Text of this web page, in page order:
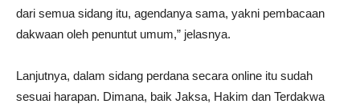
dari semua sidang itu, agendanya sama, yakni pembacaan
dakwaan oleh penuntut umum,” jelasnya.
Lanjutnya, dalam sidang perdana secara online itu sudah
sesuai harapan. Dimana, baik Jaksa, Hakim dan Terdakwa